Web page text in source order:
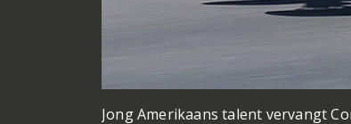
Jong Amerikaans talent vervangt